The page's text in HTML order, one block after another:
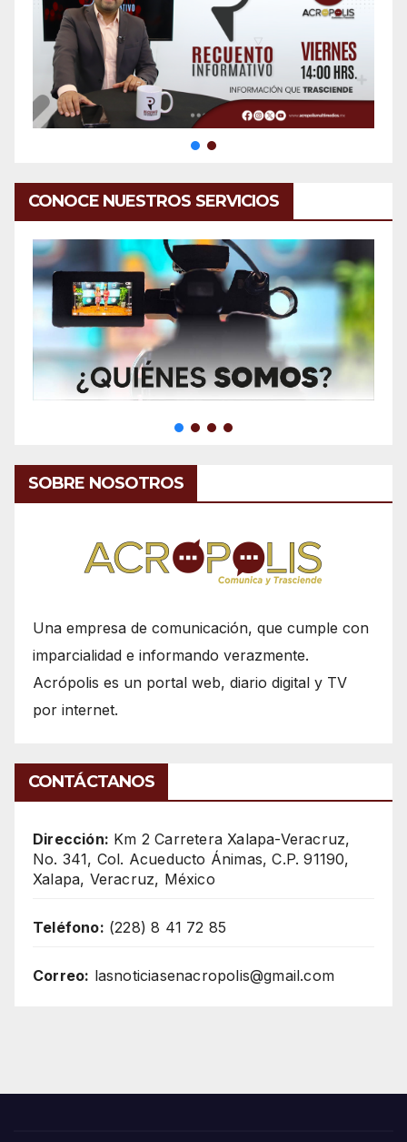
CONOCE NUESTROS SERVICIOS
SOBRE NOSOTROS
Una empresa de comunicación, que cumple con
imparcialidad e informando verazmente.
Acrópolis es un portal web, diario digital y TV
por internet.
CONTÁCTANOS
Dirección: Km 2 Carretera Xalapa-Veracruz,
No. 341, Col. Acueducto Ánimas, C.P. 91190,
Xalapa, Veracruz, México
Teléfono: (228) 8 41 72 85
Correo: lasnoticiasenacropolis@gmail.com